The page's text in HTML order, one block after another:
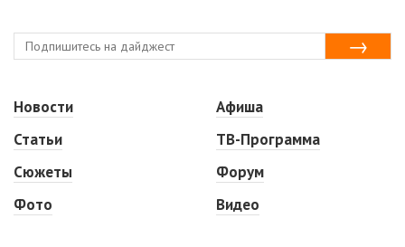
Новости
Статьи
Сюжеты
Фото
Афиша
ТВ-Программа
Форум
Видео